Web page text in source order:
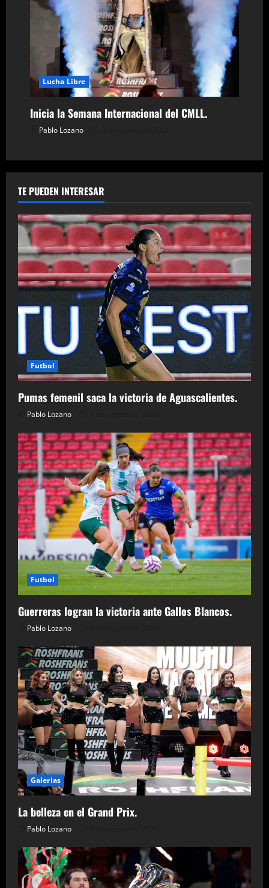
Lucha Libre
Inicia la Semana Internacional del CMLL.
Pablo Lozano
TE PUEDEN INTERESAR
Futbol
Pumas femenil saca la victoria de Aguascalientes.
Pablo Lozano
Futbol
Guerreras logran la victoria ante Gallos Blancos.
Pablo Lozano
Galerias
La belleza en el Grand Prix.
Pablo Lozano